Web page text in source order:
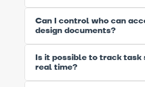
Can I control who can
design documents?
Is it possible to track task
real time?